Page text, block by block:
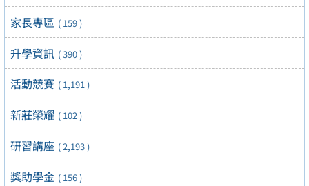
家長專區 ( 159 )
升學資訊 ( 390 )
活動競賽 ( 1,191 )
新莊榮耀 ( 102 )
研習講座 ( 2,193 )
獎助學金 ( 156 )